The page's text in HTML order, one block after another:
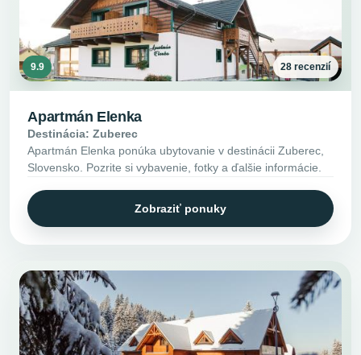
9.9 28 recenzií
Apartmán Elenka
Destinácia: Zuberec
Apartmán Elenka ponúka ubytovanie v destinácii Zuberec,
Slovensko. Pozrite si vybavenie, fotky a ďalšie informácie.
Zobraziť ponuky